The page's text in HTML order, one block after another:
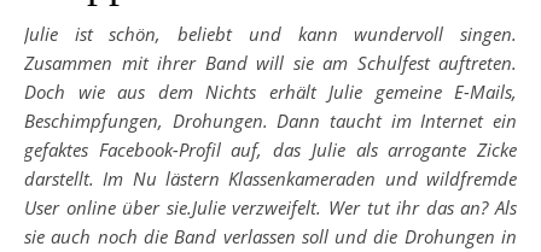
Julie ist schön, beliebt und kann wundervoll singen.
Zusammen mit ihrer Band will sie am Schulfest auftreten.
Doch wie aus dem Nichts erhält Julie gemeine E-Mails,
Beschimpfungen, Drohungen. Dann taucht im Internet ein
gefaktes Facebook-Profil auf, das Julie als arrogante Zicke
darstellt. Im Nu lästern Klassenkameraden und wildfremde
User online über sie.Julie verzweifelt. Wer tut ihr das an? Als
sie auch noch die Band verlassen soll und die Drohungen in